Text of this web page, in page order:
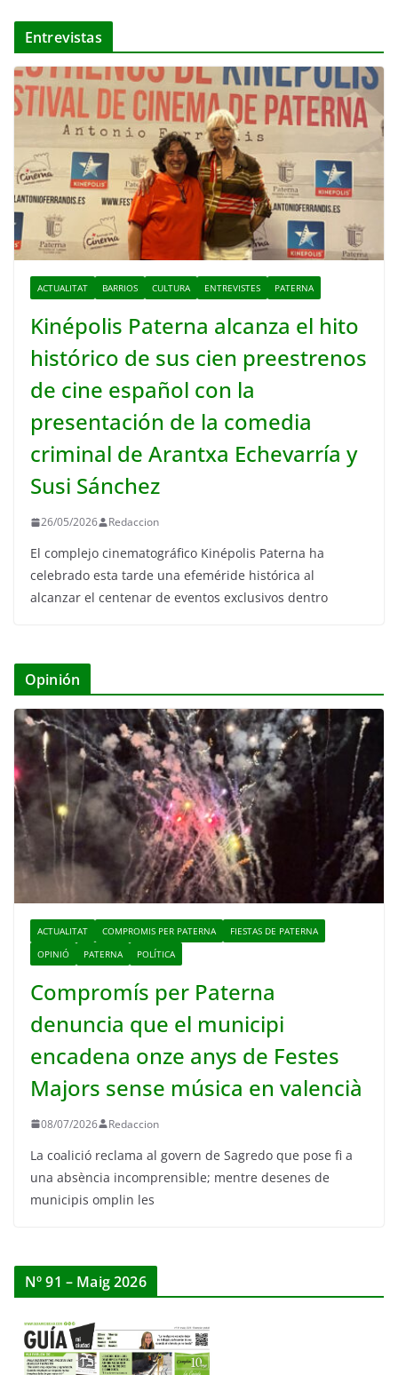
Entrevistas
ACTUALITAT BARRIOS CULTURA ENTREVISTES PATERNA
Kinépolis Paterna alcanza el hito
histórico de sus cien preestrenos
de cine español con la
presentación de la comedia
criminal de Arantxa Echevarría y
Susi Sánchez
26/05/2026 Redaccion
El complejo cinematográfico Kinépolis Paterna ha
celebrado esta tarde una efeméride histórica al
alcanzar el centenar de eventos exclusivos dentro
Opinión
ACTUALITAT COMPROMIS PER PATERNA
FIESTAS DE PATERNA
OPINIÓ
PATERNA POLÍTICA
Compromís per Paterna
denuncia que el municipi
encadena onze anys de Festes
Majors sense música en valencià
08/07/2026 Redaccion
La coalició reclama al govern de Sagredo que pose fi a
una absència incomprensible; mentre desenes de
municipis omplin les
Nº 91 – Maig 2026